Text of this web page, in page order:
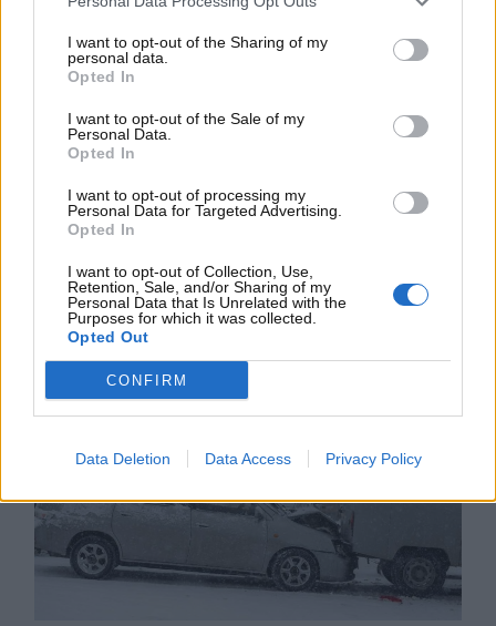
I want to opt-out of the Sharing of my
personal data.
Opted In
I want to opt-out of the Sale of my
Personal Data.
Opted In
I want to opt-out of processing my
Personal Data for Targeted Advertising.
Opted In
I want to opt-out of Collection, Use,
Retention, Sale, and/or Sharing of my
Personal Data that Is Unrelated with the
Purposes for which it was collected.
Opted Out
CONFIRM
Data Deletion Data Access Privacy Policy
scarto tra chi stipula la polizza di giorno e chi di
notte.
Tranquilli, non dovrete fare nottata per pagare
meno, anzi! Stando a questa inchiesta, dalle ore 1 alle
ore 4 di mattina, la polizza costa molto di più,in
media 500 Sterline extra che starebbero meglio
in tasca vostra. Questo è un metodo chele
compagnie usano per evitare o comunque ridurre le
assortiti sono molto più attivi di notte, stando ai dati
delle compagnie.